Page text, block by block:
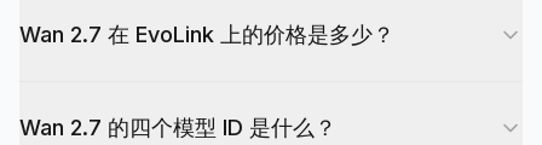
Wan 2.7 在 EvoLink 上的价格是多少？
倍（$0.144/秒）。一个 10 秒 720p 片段不到
Wan 2.7 的四个模型 ID 是什么？